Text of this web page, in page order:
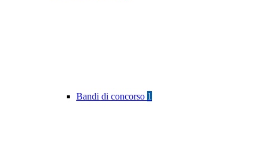
Bandi di concorso 1